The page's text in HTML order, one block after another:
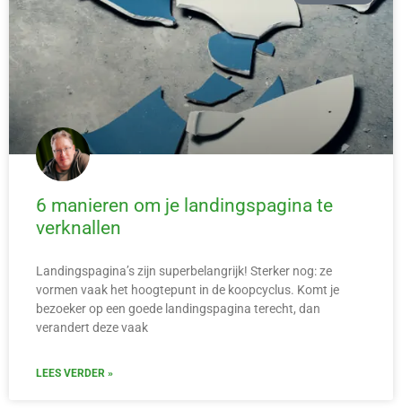
6 manieren om je landingspagina te
verknallen
Landingspagina’s zijn superbelangrijk! Sterker nog: ze
vormen vaak het hoogtepunt in de koopcyclus. Komt je
bezoeker op een goede landingspagina terecht, dan
verandert deze vaak
LEES VERDER »